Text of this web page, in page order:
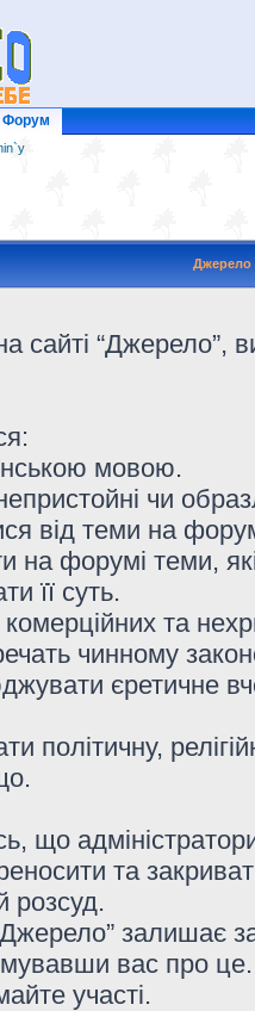
Форум
Джерело
сайті “Джерело”,
мовою.
чи
від теми на
на форумі теми,
її суть.
та
чинному
єретичне
політичну,
що
та
розсуд.
залишає
вас про
участі.